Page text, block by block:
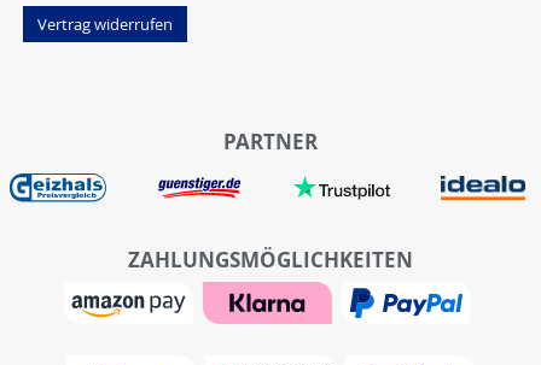
Vertrag widerrufen
PARTNER
ZAHLUNGSMÖGLICHKEITEN